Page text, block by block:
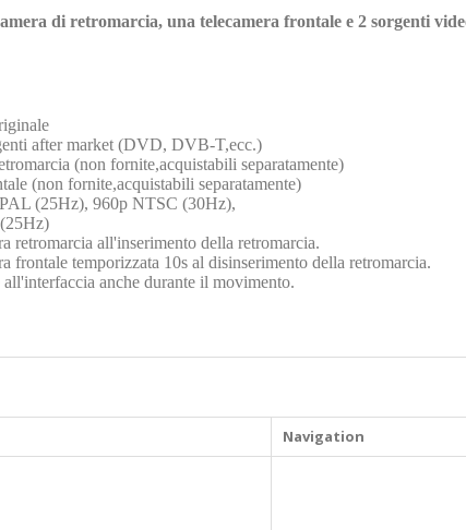
di retromarcia, una telecamera frontale e 2 sorgenti
after market (DVD, DVB-T,ecc.)
(non fornite,acquistabili separatamente)
(non fornite,acquistabili separatamente)
(25Hz), 960p NTSC (30Hz),
retromarcia all'inserimento della retromarcia.
frontale temporizzata 10s al disinserimento della retromarcia.
anche durante il movimento.
Navigation